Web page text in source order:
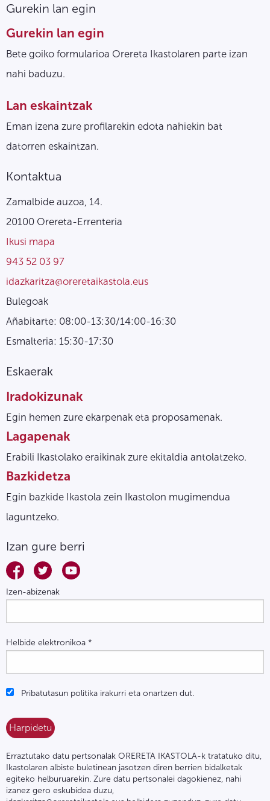
Gurekin lan egin
Gurekin lan egin
Bete goiko formularioa Orereta Ikastolaren parte izan
nahi baduzu.
Lan eskaintzak
Eman izena zure profilarekin edota nahiekin bat
datorren eskaintzan.
Kontaktua
Zamalbide auzoa, 14.
20100 Orereta-Errenteria
Ikusi mapa
943 52 03 97
idazkaritza@oreretaikastola.eus
Bulegoak
Añabitarte: 08:00-13:30/14:00-16:30
Esmalteria: 15:30-17:30
Eskaerak
Iradokizunak
Egin hemen zure ekarpenak eta proposamenak.
Lagapenak
Erabili Ikastolako eraikinak zure ekitaldia antolatzeko.
Bazkidetza
Egin bazkide Ikastola zein Ikastolon mugimendua
laguntzeko.
Izan gure berri
Izen-abizenak
Helbide elektronikoa *
Pribatutasun politika irakurri eta onartzen dut.
Erraztutako datu pertsonalak ORERETA IKASTOLA-k tratatuko ditu,
Ikastolaren albiste buletinean jasotzen diren berrien bidalketak
egiteko helburuarekin. Zure datu pertsonalei dagokienez, nahi
izanez gero eskubidea duzu,